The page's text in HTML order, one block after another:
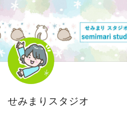
せみまりスタジオ